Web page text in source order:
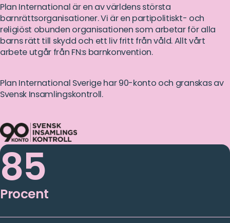
Plan International är en av världens största
barnrättsorganisationer. Vi är en partipolitiskt- och
religiöst obunden organisationen som arbetar för alla
barns rätt till skydd och ett liv fritt från våld. Allt vårt
arbete utgår från FN:s barnkonvention.
Plan International Sverige har 90-konto och granskas av
Svensk Insamlingskontroll.
85
Procent